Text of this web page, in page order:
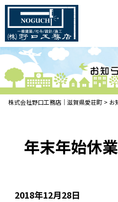
株式会社野口工務店｜滋賀県愛荘町 > お
年末年始休
2018年12月28日